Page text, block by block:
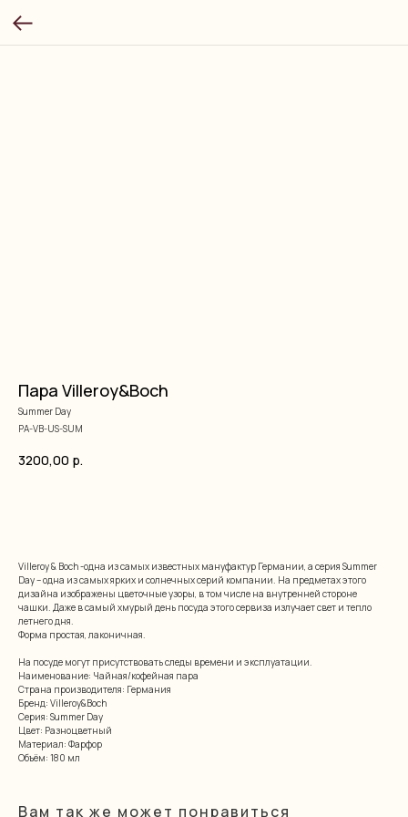
Пара Villeroy&Boch
Summer Day
PA-VB-US-SUM
3200,00 р.
Villeroy & Boch -одна из самых известных мануфактур Германии, а серия Summer
Day – одна из самых ярких и солнечных серий компании. На предметах этого
дизайна изображены цветочные узоры, в том числе на внутренней стороне
чашки. Даже в самый хмурый день посуда этого сервиза излучает свет и тепло
летнего дня.
Форма простая, лаконичная.
На посуде могут присутствовать следы времени и эксплуатации.
Наименование: Чайная/кофейная пара
Страна производителя: Германия
Бренд: Villeroy&Boch
Серия: Summer Day
Цвет: Разноцветный
Материал: Фарфор
Объём: 180 мл
Вам так же может понравиться